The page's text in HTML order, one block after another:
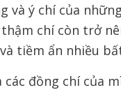
và ý chí của
chí còn trở
tiềm ẩn nhiều
các đồng chí của